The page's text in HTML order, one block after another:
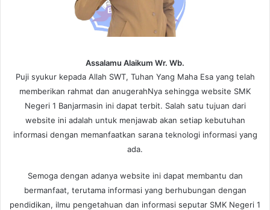
Assalamu Alaikum Wr. Wb.
Puji syukur kepada Allah SWT, Tuhan Yang Maha Esa yang telah
memberikan rahmat dan anugerahNya sehingga website SMK
Negeri 1 Banjarmasin ini dapat terbit. Salah satu tujuan dari
website ini adalah untuk menjawab akan setiap kebutuhan
informasi dengan memanfaatkan sarana teknologi informasi yang
ada.
Semoga dengan adanya website ini dapat membantu dan
bermanfaat, terutama informasi yang berhubungan dengan
pendidikan, ilmu pengetahuan dan informasi seputar SMK Negeri 1